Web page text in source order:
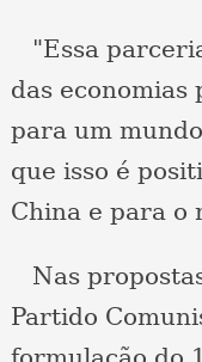
"Essa
das economias
para um
que isso é
China e para o
Nas
Partido